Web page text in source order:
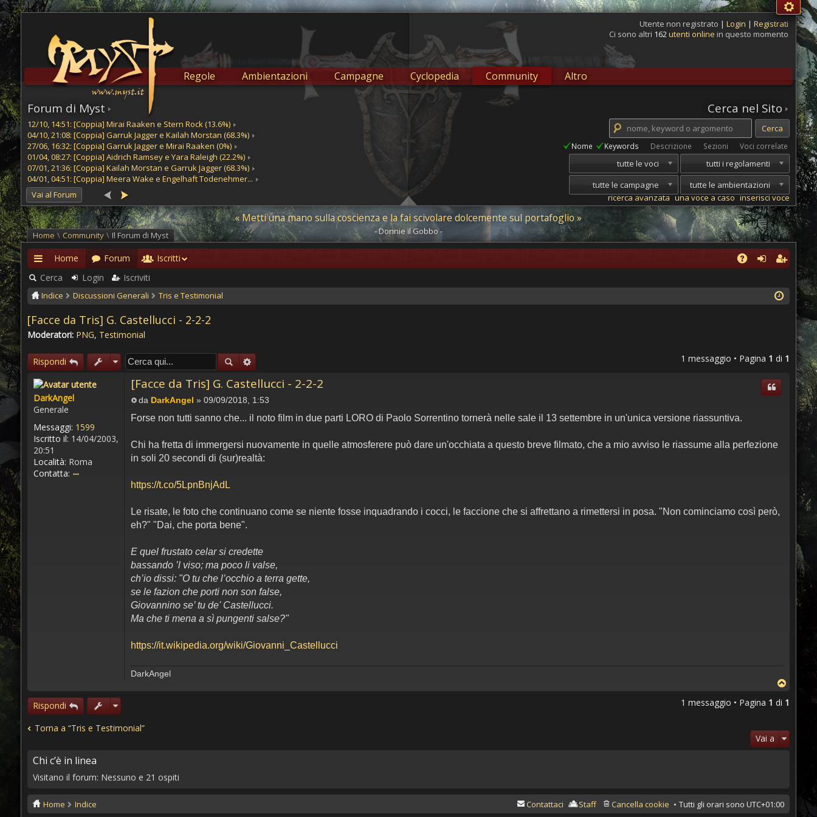
Utente non registrato | Login |Registrati
Ci sono altri 162utenti online in questo momento
Regole Ambientazioni Campagne Cyclopedia Community Altro
Cerca nel Sito
Nome Keywords Descrizione Sezioni Voci correlate
tutti i regolamenti
tutte le voci
tutte le ambientazioni
tutte le campagne
ricerca avanzata una voce a caso inserisci voce
Forum di Myst
12/10, 14:51: [Coppia] Mirai Raaken e Stern Rock (13.6%)
04/10, 21:08: [Coppia] Garruk Jagger e Kailah Morstan (68.3%)
27/06, 16:32: [Coppia] Garruk Jagger e Mirai Raaken (0%)
01/04, 08:27: [Coppia] Aidrich Ramsey e Yara Raleigh (22.2%)
07/01, 21:36: [Coppia] Kailah Morstan e Garruk Jagger (68.3%)
04/01, 04:51: [Coppia] Meera Wake e Engelhaft Todenehmer...
Vai al Forum
« Metti una mano sulla coscienza e la fai scivolare dolcemente sul portafoglio »
- Donnie il Gobbo -
Home \ Community \ Il Forum di Myst
Rapidi
Home Forum
Iscritti
Cerca
Login Iscriviti
Indice Discussioni Generali Tris e Testimonial
[Facce da Tris] G. Castellucci - 2-2-2
Moderatori: PNG, Testimonial
Rispondi 1 messaggio • Pagina 1 di 1
DarkAngel
Generale
Messaggi: 1599
Iscritto il: 14/04/2003,
20:51
Località: Roma
Contatta:
[Facce da Tris] G. Castellucci - 2-2-2 Cita
da DarkAngel » 09/09/2018, 1:53
Forse non tutti sanno che... il noto film in due parti LORO di Paolo Sorrentino tornerà nelle sale il 13 settembre in un'unica versione riassuntiva.
Chi ha fretta di immergersi nuovamente in quelle atmosferere può dare un'occhiata a questo breve filmato, che a mio avviso le riassume alla perfezione
in soli 20 secondi di (sur)realtà:
https://t.co/5LpnBnjAdL
Le risate, le foto che continuano come se niente fosse inquadrando i cocci, le faccione che si affrettano a rimettersi in posa. "Non cominciamo così però,
eh?" "Dai, che porta bene".
E quel frustato celar si credette
bassando ’l viso; ma poco li valse,
ch’io dissi: "O tu che l’occhio a terra gette,
se le fazion che porti non son false,
Giovannino se’ tu de' Castellucci.
Ma che ti mena a sì pungenti salse?"
https://it.wikipedia.org/wiki/Giovanni_Castellucci
DarkAngel
Rispondi 1 messaggio • Pagina 1 di 1
Torna a “Tris e Testimonial”
Vai a
Chi c’è in linea
Visitano il forum: Nessuno e 21 ospiti
Home Indice Tutti gli orari sonoUTC+01:00
Cancella cookie
Staff
Contattaci